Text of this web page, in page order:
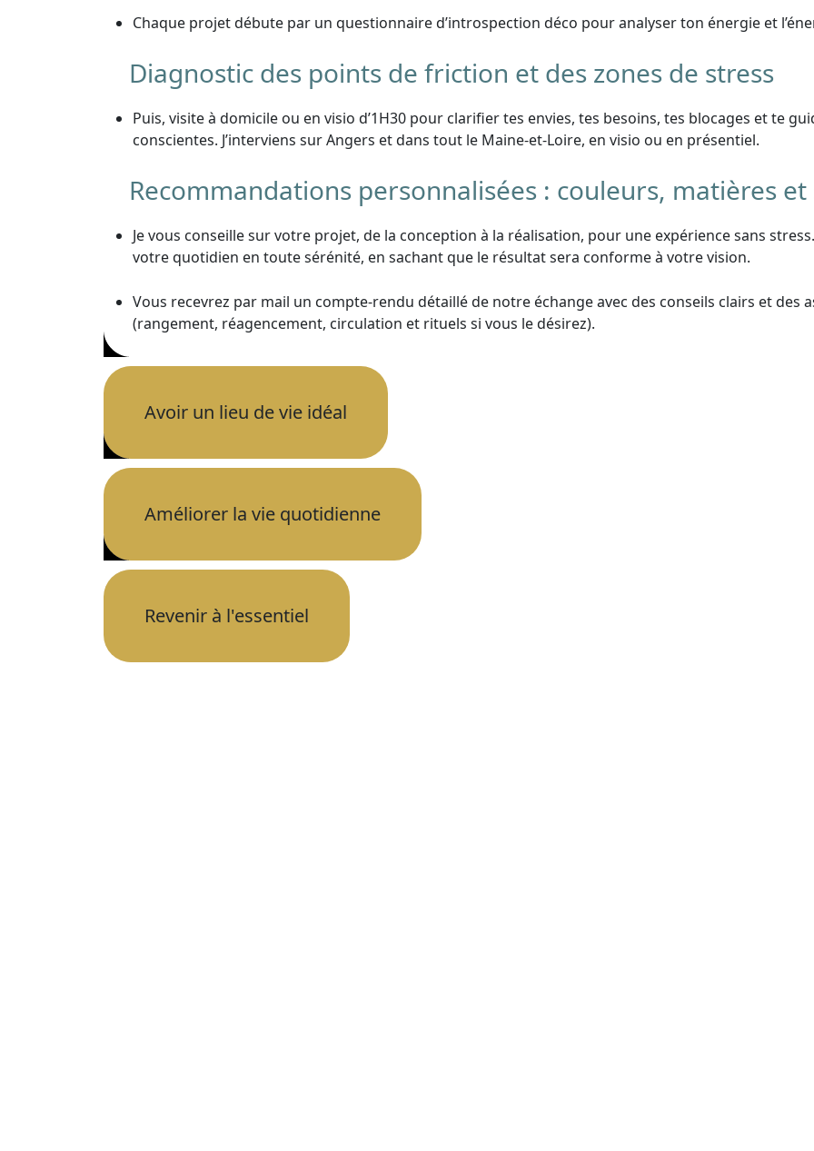
Chaque projet débute par un questionnaire d’introspection déco pour analyser ton énergie et
Diagnostic des points de friction et des zones de stress
Puis, visite à domicile ou en visio d’1H30 pour clarifier tes envies, tes besoins, tes blocages et te
conscientes. J’interviens sur Angers et dans tout le Maine-et-Loire, en visio ou en présentiel.
Recommandations personnalisées : couleurs, matières
Je vous conseille sur votre projet, de la conception à la réalisation, pour une expérience sans
votre quotidien en toute sérénité, en sachant que le résultat sera conforme à votre vision.
Vous recevrez par mail un compte-rendu détaillé de notre échange avec des conseils clairs et des
(rangement, réagencement, circulation et rituels si vous le désirez).
Avoir un lieu de vie idéal
Améliorer la vie quotidienne
Revenir à l'essentiel